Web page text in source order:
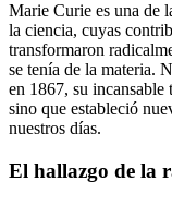
Marie Curie es una de
la ciencia, cuyas
transformaron
se tenía de la materia.
en 1867, su incansable
sino que estableció
nuestros días.
El hallazgo de la